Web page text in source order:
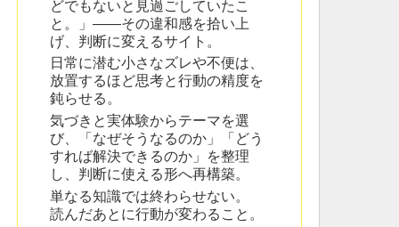
どでもないと見過ごしていたこ
と。」——その違和感を拾い上
げ、判断に変えるサイト。
日常に潜む小さなズレや不便は、
放置するほど思考と行動の精度を
鈍らせる。
気づきと実体験からテーマを選
び、「なぜそうなるのか」「どう
すれば解決できるのか」を整理
し、判断に使える形へ再構築。
単なる知識では終わらせない。
読んだあとに行動が変わること。